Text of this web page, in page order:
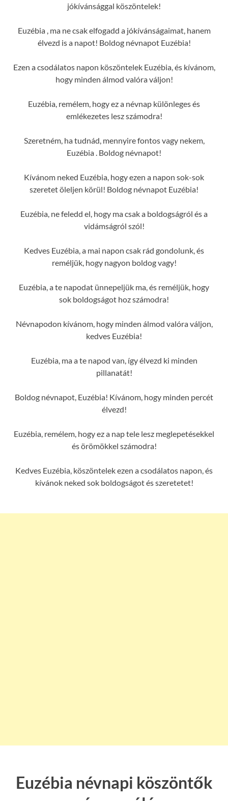
jókívánsággal köszöntelek!
Euzébia , ma ne csak elfogadd a jókívánságaimat, hanem
élvezd is a napot! Boldog névnapot Euzébia!
Ezen a csodálatos napon köszöntelek Euzébia, és kívánom,
hogy minden álmod valóra váljon!
Euzébia, remélem, hogy ez a névnap különleges és
emlékezetes lesz számodra!
Szeretném, ha tudnád, mennyire fontos vagy nekem,
Euzébia . Boldog névnapot!
Kívánom neked Euzébia, hogy ezen a napon sok-sok
szeretet öleljen körül! Boldog névnapot Euzébia!
Euzébia, ne feledd el, hogy ma csak a boldogságról és a
vidámságról szól!
Kedves Euzébia, a mai napon csak rád gondolunk, és
reméljük, hogy nagyon boldog vagy!
Euzébia, a te napodat ünnepeljük ma, és reméljük, hogy
sok boldogságot hoz számodra!
Névnapodon kívánom, hogy minden álmod valóra váljon,
kedves Euzébia!
Euzébia, ma a te napod van, így élvezd ki minden
pillanatát!
Boldog névnapot, Euzébia! Kívánom, hogy minden percét
élvezd!
Euzébia, remélem, hogy ez a nap tele lesz meglepetésekkel
és örömökkel számodra!
Kedves Euzébia, köszöntelek ezen a csodálatos napon, és
kívánok neked sok boldogságot és szeretetet!
Euzébia névnapi köszöntők